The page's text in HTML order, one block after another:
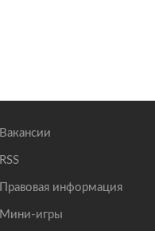
Вакансии
RSS
Правовая информация
Мини-игры